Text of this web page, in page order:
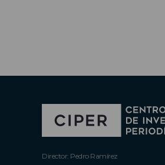
Director: Pedro Ramírez